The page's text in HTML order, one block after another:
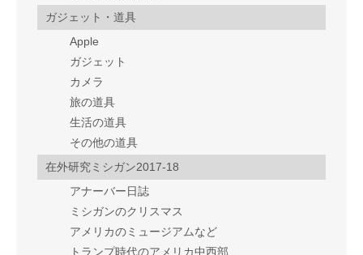
ガジェット・道具
Apple
ガジェット
カメラ
旅の道具
生活の道具
その他の道具
在外研究ミシガン2017-18
アナーバー日誌
ミシガンのクリスマス
アメリカのミュージアムなど
トランプ時代のアメリカ中西部